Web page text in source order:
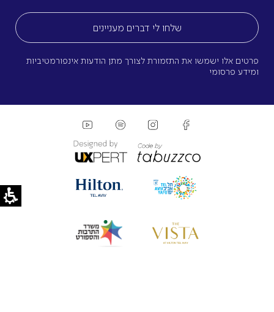
פרטים אלו ישמשו את התזמורת לצורך מתן הודעות אינפורמטיביות
ומידע פרסומי